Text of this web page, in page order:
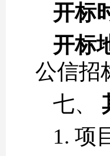
开标
开标
公信招
七、
1. 项